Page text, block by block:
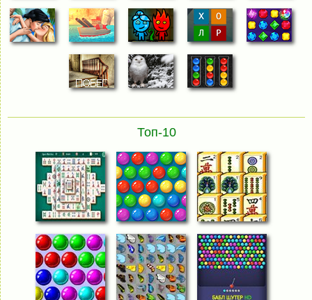
Топ-10